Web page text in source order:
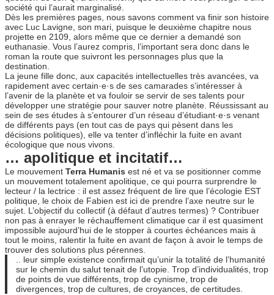
société qui l’aurait marginalisé.
Dès les premières pages, nous savons comment va finir son histoire
avec Luc Lavigne, son mari, puisque le deuxième chapitre nous
projette en 2109, alors même que ce dernier a demandé son
euthanasie. Vous l’aurez compris, l’important sera donc dans le
roman la route que suivront les personnages plus que la
destination.
La jeune fille donc, aux capacités intellectuelles très avancées, va
rapidement avec certain·e·s de ses camarades s’intéresser à
l’avenir de la planète et va fouloir se servir de ses talents pour
développer une stratégie pour sauver notre planète. Réussissant au
sein de ses études à s’entourer d’un réseau d’étudiant·e·s venant
de différents pays (en tout cas de pays qui pèsent dans les
décisions politiques), elle va tenter d’infléchir la fuite en avant
écologique que nous vivons.
… apolitique et incitatif…
Le mouvement Terra Humanis est né et va se positionner comme
un mouvement totalement apolitique, ce qui pourra surprendre le
lecteur / la lectrice : il est assez fréquent de lire que l’écologie EST
politique, le choix de Fabien est ici de prendre l’axe neutre sur le
sujet. L’objectif du collectif (à défaut d’autres termes) ? Contribuer
non pas à enrayer le réchauffement climatique car il est quasiment
impossible aujourd’hui de le stopper à courtes échéances mais à
tout le moins, ralentir la fuite en avant de façon à avoir le temps de
trouver des solutions plus pérennes.
.. leur simple existence confirmait qu’unir la totalité de l’humanité
sur le chemin du salut tenait de l’utopie. Trop d’individualités, trop
de points de vue différents, trop de cynisme, trop de
divergences, trop de cultures, de croyances, de certitudes.